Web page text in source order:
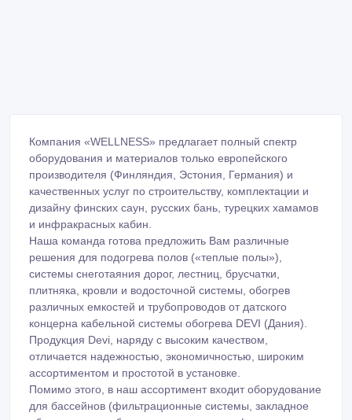
производителя (Финляндия, Эстония, Германия) и
качественных услуг по строительству, комплектации и
дизайну финских саун, русских бань, турецких хамамов
и инфракрасных кабин.
Наша команда готова предложить Вам различные
решения для подогрева полов («теплые полы»),
системы снеготаяния дорог, лестниц, брусчатки,
плитняка, кровли и водосточной системы, обогрев
различных емкостей и трубопроводов от датского
концерна кабельной системы обогрева DEVI (Дания).
Продукция Devi, наряду с высоким качеством,
отличается надежностью, экономичностью, широким
ассортиментом и простотой в установке.
Помимо этого, в наш ассортимент входит оборудование
для бассейнов (фильтрационные системы, закладное
оборудование, оборудование для дезинфекции и
обогрева воды) и отделочные материалы для